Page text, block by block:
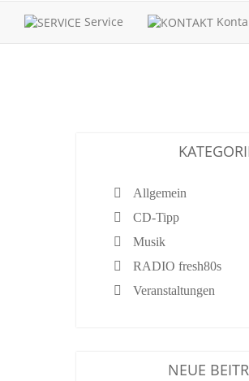
Service
Allgemein
CD-Tipp
Musik
RADIO fresh80s
Veranstaltungen
NEUE